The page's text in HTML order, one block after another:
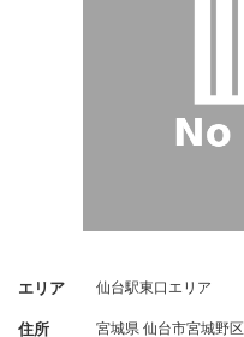
エリア 仙台駅東口エリア
住所 宮城県 仙台市宮城野区